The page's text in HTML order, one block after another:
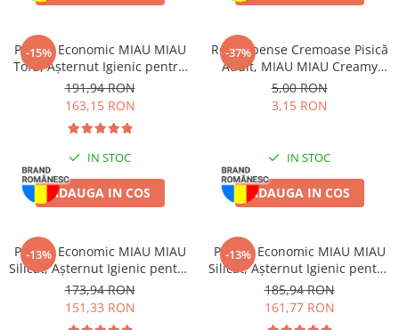
-15%
Pachet Economic MIAU MIAU
Tofu, Așternut Igienic pentru
Pisică, Baby Powder, 6x6L
191,94 RON
163,15 RON
IN STOC
ADAUGA IN COS
-37%
Recompense Cremoase Pisică
Adult, MIAU MIAU Creamy
Snacks, Rață, 4x15g
5,00 RON
3,15 RON
IN STOC
ADAUGA IN COS
-13%
Pachet Economic MIAU MIAU
Silicat, Așternut Igienic pentru
Pisică, Lavandă, 6x5L
173,94 RON
151,33 RON
-13%
Pachet Economic MIAU MIAU
Silicat, Așternut Igienic pentru
Pisică, Clumping, 6x5L
185,94 RON
161,77 RON